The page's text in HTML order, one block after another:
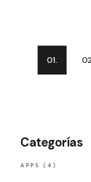
01.
Categorías
APPS (4)